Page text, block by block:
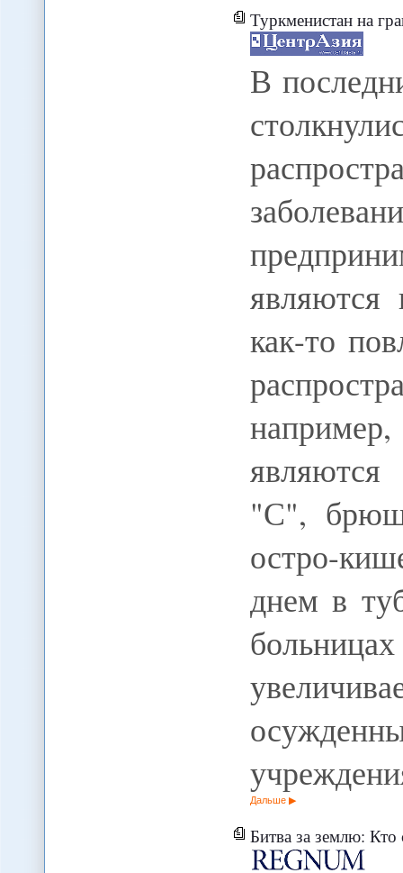
Туркменистан на
В
являются
как-то
являются
"С",
остро-
днем в
Дальше
Битва за землю: Кто